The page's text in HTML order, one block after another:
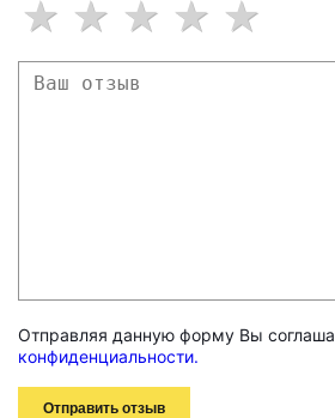
Отправляя данную форму Вы
конфиденциальности.
Отправить отзыв